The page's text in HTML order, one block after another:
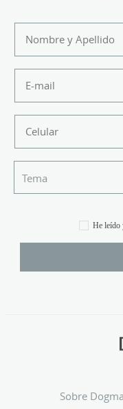
He leído
Sobre Dogma